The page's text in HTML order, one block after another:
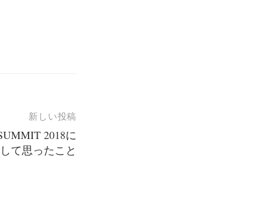
新しい投稿
2018に
て思ったこと